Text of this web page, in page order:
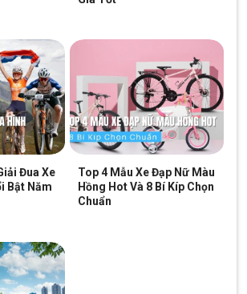
2305 12 Inch
Đua Xe
Bật Năm
Top 4 Mẫu Xe Đạp Nữ Màu
Hồng Hot Và 8 Bí Kíp Chọn
Chuẩn